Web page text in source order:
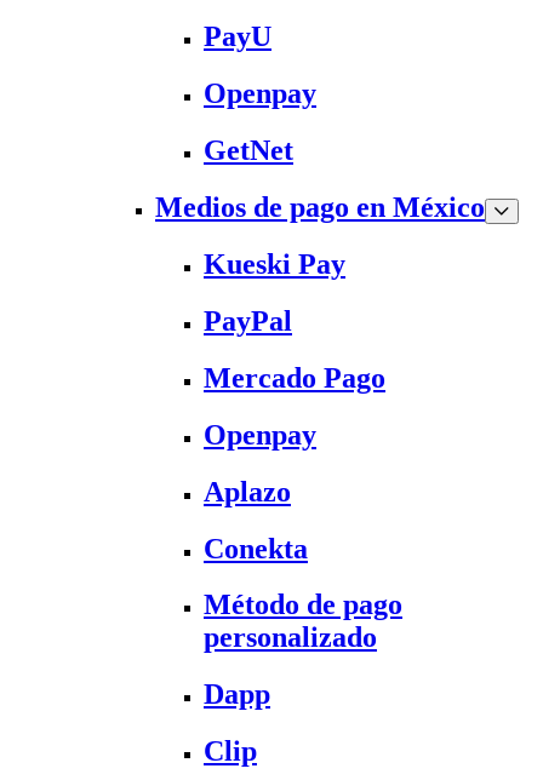
PayU
Openpay
GetNet
Medios de pago en México
Kueski Pay
PayPal
Mercado Pago
Openpay
Aplazo
Conekta
Método de pago
personalizado
Dapp
Clip